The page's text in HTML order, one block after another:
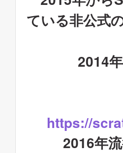
ている非公式
2014
https://
2016年